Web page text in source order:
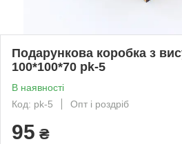
Подарункова коробка з
100*100*70 pk-5
В наявності
Код: pk-5
Опт і роздріб
95 ₴